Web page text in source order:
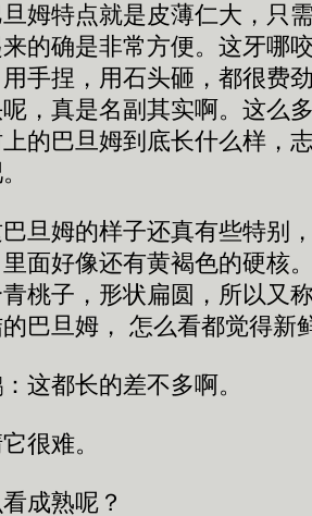
特点就是皮薄仁大，只
的确是非常方便。这牙哪
手捏，用石头砸，都很费
，真是名副其实啊。这么
的巴旦姆到底长什么样，
姆的样子还真有些特别
面好像还有黄褐色的硬核
桃子，形状扁圆，所以又
巴旦姆， 怎么看都觉得新
都长的差不多啊。
很难。
成熟呢？